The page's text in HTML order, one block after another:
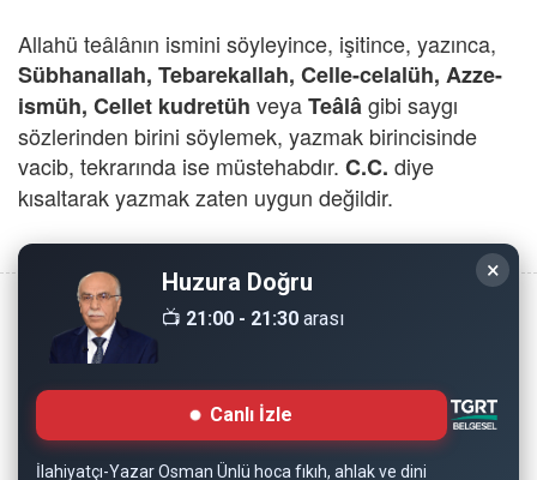
Allahü teâlânın ismini söyleyince, işitince, yazınca,
Sübhanallah, Tebarekallah, Celle-celalüh, Azze-
ismüh, Cellet kudretüh veyaTeâlâgibi saygı
sözlerinden birini söylemek, yazmak birincisinde
vacib, tekrarında ise müstehabdır. C.C. diye
kısaltarak yazmak zaten uygun değildir.
Copyright © 2008 - Dinimiz İslam. Her Hakkı Saklıdır.
Sitemizdeki bilgiler, bütün insanların istifadesi için
hazırlanmıştır. Orijinaline sadık kalmak şartıyla, izin
×
Huzura Doğru
📺 21:00 - 21:30 arası
Canlı İzle
İlahiyatçı-Yazar Osman Ünlü hoca fıkıh, ahlak ve dini